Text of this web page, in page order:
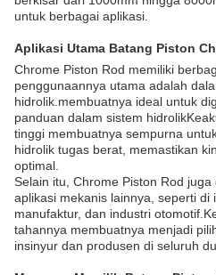
untuk berbagai aplikasi.
Aplikasi Utama Batang Piston
Chrome Piston Rod memiliki
penggunaannya utama adalah
hidrolik.membuatnya ideal untuk
panduan dalam sistem
tinggi membuatnya sempurna
hidrolik tugas berat, memastikan
optimal.
Selain itu, Chrome Piston Rod
aplikasi mekanis lainnya, seperti di
manufaktur, dan industri
tahannya membuatnya menjadi
insinyur dan produsen di seluruh